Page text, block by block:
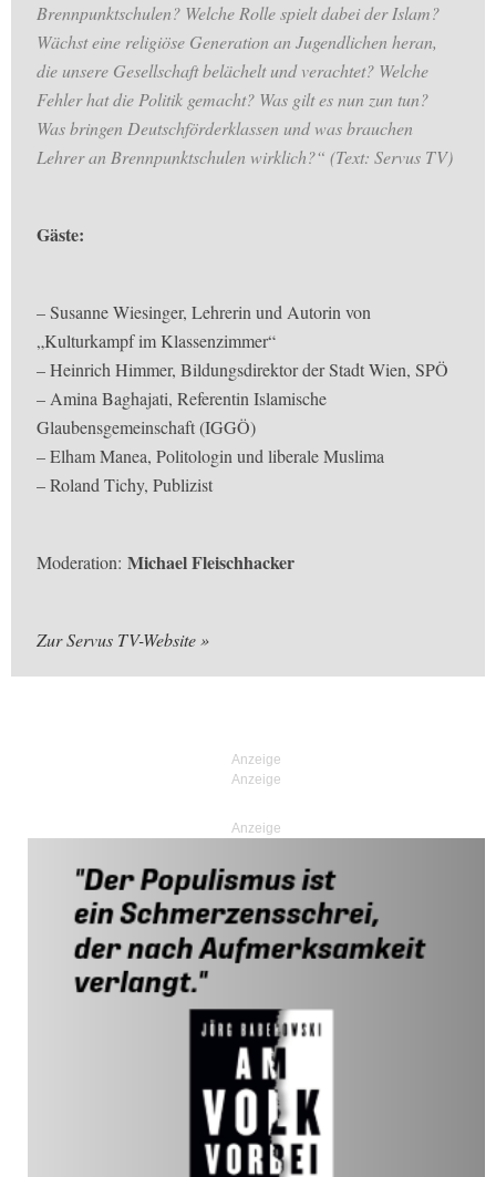
Brennpunktschulen? Welche Rolle spielt dabei der Islam?
Wächst eine religiöse Generation an Jugendlichen heran,
die unsere Gesellschaft belächelt und verachtet? Welche
Fehler hat die Politik gemacht? Was gilt es nun zun tun?
Was bringen Deutschförderklassen und was brauchen
Lehrer an Brennpunktschulen wirklich?“ (Text: Servus TV)
Gäste:
– Susanne Wiesinger, Lehrerin und Autorin von
„Kulturkampf im Klassenzimmer“
– Heinrich Himmer, Bildungsdirektor der Stadt Wien, SPÖ
– Amina Baghajati, Referentin Islamische
Glaubensgemeinschaft (IGGÖ)
– Elham Manea, Politologin und liberale Muslima
– Roland Tichy, Publizist
Moderation: Michael Fleischhacker
Zur Servus TV-Website
Anzeige